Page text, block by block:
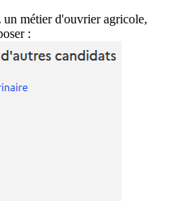
un métier d'ouvrier agricole,
: